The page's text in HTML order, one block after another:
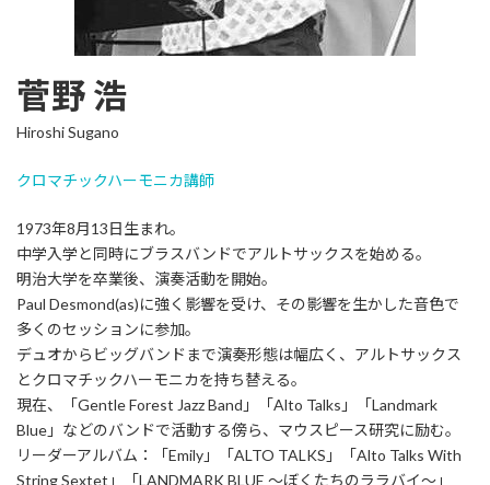
菅野 浩
Hiroshi Sugano
クロマチックハーモニカ講師
1973年8月13日生まれ。
中学入学と同時にブラスバンドでアルトサックスを始める。
明治大学を卒業後、演奏活動を開始。
Paul Desmond(as)に強く影響を受け、その影響を生かした音色で
多くのセッションに参加。
デュオからビッグバンドまで演奏形態は幅広く、アルトサックス
とクロマチックハーモニカを持ち替える。
現在、「Gentle Forest Jazz Band」「Alto Talks」「Landmark
Blue」などのバンドで活動する傍ら、マウスピース研究に励む。
リーダーアルバム：「Emily」「ALTO TALKS」「Alto Talks With
String Sextet」「LANDMARK BLUE 〜ぼくたちのララバイ〜」